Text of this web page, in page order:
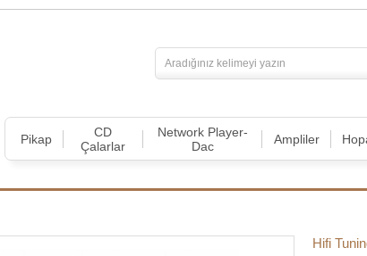
Pikap
CD
Çalarlar
Network Player-
Dac
Ampliler
Hifi